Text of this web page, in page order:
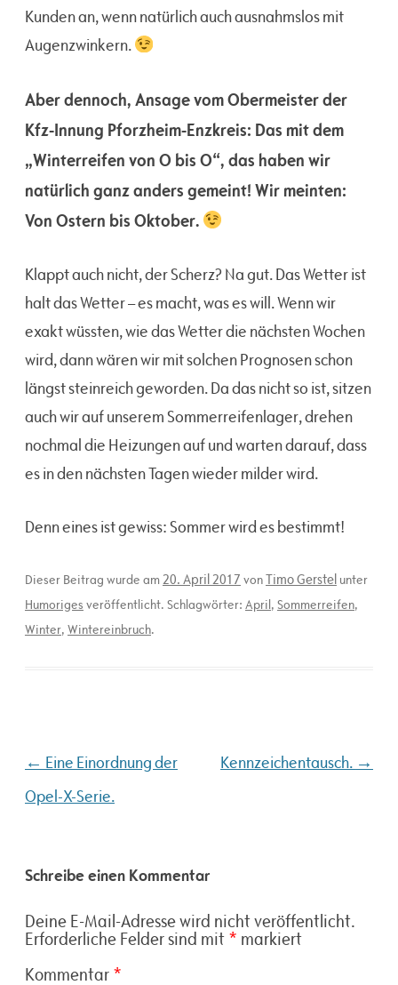
Kunden an, wenn natürlich auch ausnahmslos mit
Augenzwinkern.
Aber dennoch, Ansage vom Obermeister der
Kfz-Innung Pforzheim-Enzkreis: Das mit dem
„Winterreifen von O bis O“, das haben wir
natürlich ganz anders gemeint! Wir meinten:
Von Ostern bis Oktober.
Klappt auch nicht, der Scherz? Na gut. Das Wetter ist
halt das Wetter – es macht, was es will. Wenn wir
exakt wüssten, wie das Wetter die nächsten Wochen
wird, dann wären wir mit solchen Prognosen schon
längst steinreich geworden. Da das nicht so ist, sitzen
auch wir auf unserem Sommerreifenlager, drehen
nochmal die Heizungen auf und warten darauf, dass
es in den nächsten Tagen wieder milder wird.
Denn eines ist gewiss: Sommer wird es bestimmt!
Dieser Beitrag wurde am20. April 2017 vonTimo Gerstel unter
Humoriges veröffentlicht. Schlagwörter: April, Sommerreifen,
Winter, Wintereinbruch.
Beitragsnavigation
← Eine Einordnung der
Opel-X-Serie.
Kennzeichentausch. →
Schreibe einen Kommentar
Deine E-Mail-Adresse wird nicht veröffentlicht.
Erforderliche Felder sind mit * markiert
Kommentar *